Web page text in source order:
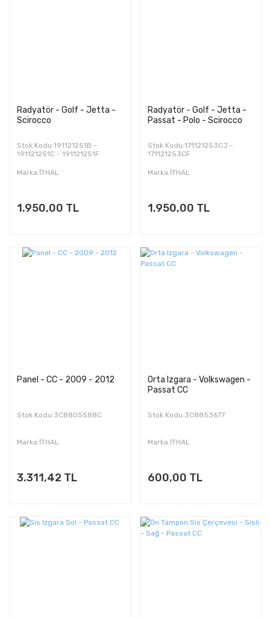
Radyatör - Golf - Jetta -
Scirocco
Stok Kodu:191121251B -
191121251C - 191121251F
Marka:İTHAL
1.950,00 TL
Radyatör - Golf - Jetta -
Passat - Polo - Scirocco
Stok Kodu:171121253CJ -
171121253CF
Marka:İTHAL
1.950,00 TL
Panel - CC - 2009 - 2012
Stok Kodu:3C8805588C
Marka:İTHAL
3.311,42 TL
Orta Izgara - Volkswagen -
Passat CC
Stok Kodu:3C8853677
Marka:İTHAL
600,00 TL